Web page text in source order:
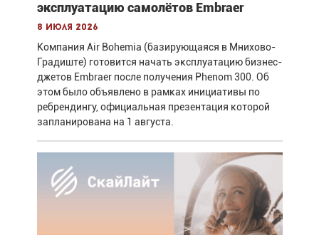
эксплуатацию самолётов Embraer
8 июля 2026
Компания Air Bohemia (базирующаяся в Мнихово-
Градиште) готовится начать эксплуатацию бизнес-
джетов Embraer после получения Phenom 300. Об
этом было объявлено в рамках инициативы по
ребрендингу, официальная презентация которой
запланирована на 1 августа.